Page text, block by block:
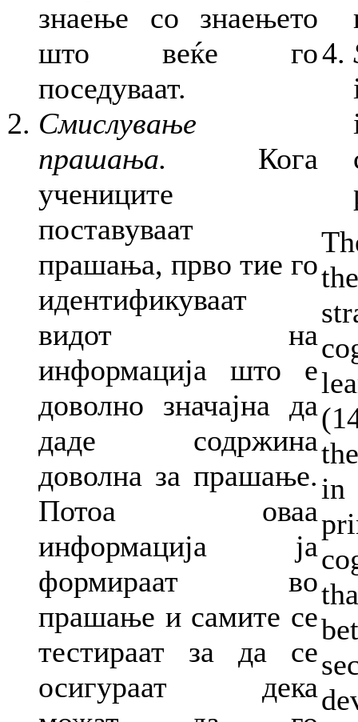
знаење со знаењето
што веќе го
поседуваат.
Смислување
прашања. Кога
учениците
поставуваат
прашања, прво тие го
идентификуваат
видот на
информација што е
доволно значајна да
даде содржина
доволна за прашање.
Потоа оваа
информација ја
формираат во
прашање и самите се
тестираат за да се
осигураат дека
in